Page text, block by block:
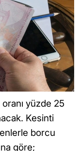
yüzde 25
Kesinti
borcu
göre;